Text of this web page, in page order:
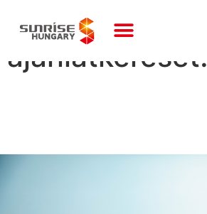
Köszönjük
ajánlatkérését!